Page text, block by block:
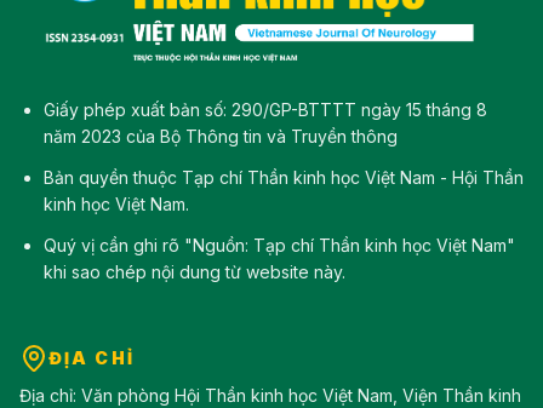
Giấy phép xuất bản số: 290/GP-BTTTT ngày 15 tháng 8
năm 2023 của Bộ Thông tin và Truyền thông
Bản quyền thuộc Tạp chí Thần kinh học Việt Nam - Hội Thần
kinh học Việt Nam.
Quý vị cần ghi rõ "Nguồn: Tạp chí Thần kinh học Việt Nam"
khi sao chép nội dung từ website này.
ĐỊA CHỈ
Địa chỉ: Văn phòng Hội Thần kinh học Việt Nam, Viện Thần kinh